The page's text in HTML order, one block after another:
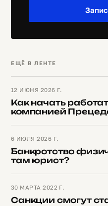
ЕЩЁ В ЛЕНТЕ
12 ИЮНЯ 2026 Г.
Как начать
компанией
6 ИЮЛЯ 2026 Г.
Банкротство
там юрист?
30 МАРТА 2022 Г.
Санкции смогут